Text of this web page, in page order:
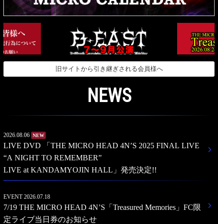
旧サイトから引き継ぎされる会員様へ
NEWS
2026.08.06 NEW
LIVE DVD 「THE MICRO HEAD 4N’S 2025 FINAL LIVE
“A NIGHT TO REMEMBER”
LIVE at KANDAMYOJIN HALL」発売決定!!
EVENT 2026.07.18
7/19 THE MICRO HEAD 4N’S「Treasured Memories」FC限
定ライブ当日券のお知らせ